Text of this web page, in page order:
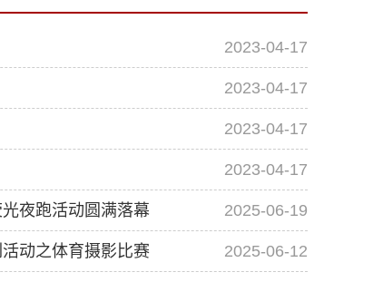
2023-04-17
2023-04-17
2023-04-17
2023-04-17
夜跑活动圆满落幕 2025-06-19
动之体育摄影比赛 2025-06-12